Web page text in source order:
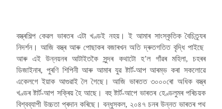
বস্ত্ৰশিল্প কেৱল ভাৰতৰ এটা খণ্ডই নহয়। ই আমাৰ সাংস্কৃতিক বৈচিত্ৰ্যৰ
নিদৰ্শন। আজি বস্ত্ৰ আৰু পোছাকৰ বজাৰখন অতি দ্ৰুতগতিত বৃদ্ধি পাইছে
আৰু এই উন্নয়নৰ আটাইতকৈ সুন্দৰ কথাটো হ’ল গাঁৱৰ মহিলা, চহৰৰ
ডিজাইনাৰ, পুৰণি শিপিনী আৰু আমাৰ যুৱ ষ্টাৰ্ট-আপ আৰম্ভ কৰা সকলোৱে
একেলগে ইয়াক আগুৱাই লৈ গৈছে। আজি ভাৰতত ৩০০০ৰো অধিক বস্ত্ৰ
খণ্ডৰ ষ্টাৰ্ট-আপ সক্ৰিয় হৈ আছে। বহু ষ্টাৰ্ট-আপে ভাৰতৰ হেণ্ডলুমৰ পৰিচয়ক
বিশ্বব্যাপী উচ্চতা প্ৰদান কৰিছে। বন্ধুসকল, ২০৪৭ চনৰ উন্নত ভাৰতৰ পথ